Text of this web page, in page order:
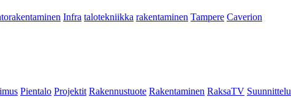
Infra talotekniikka rakentaminen Tampere Caverion
Pientalo Projektit Rakennustuote Rakentaminen RaksaTV Suunnittelu